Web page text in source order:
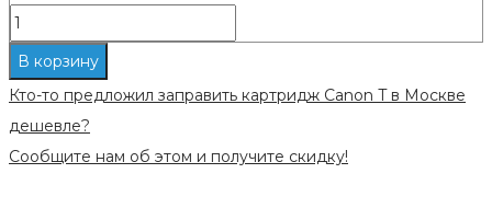
В корзину
Кто-то предложил заправить картридж Canon T в Москве
дешевле?
Сообщите нам об этом и получите скидку!